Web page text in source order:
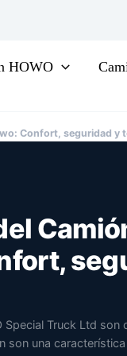
HOWO
Confort, seguridad y
Truck Ltd
son una